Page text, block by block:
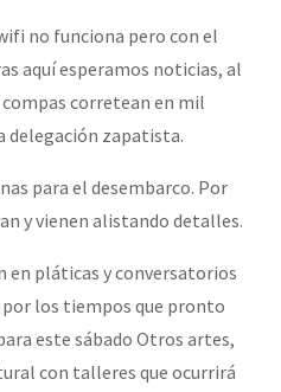
no funciona pero con el
aquí esperamos noticias, al
corretean en mil
delegación zapatista.
para el desembarco. Por
y vienen alistando detalles.
en pláticas y conversatorios
los tiempos que pronto
este sábado Otros artes,
con talleres que ocurrirá